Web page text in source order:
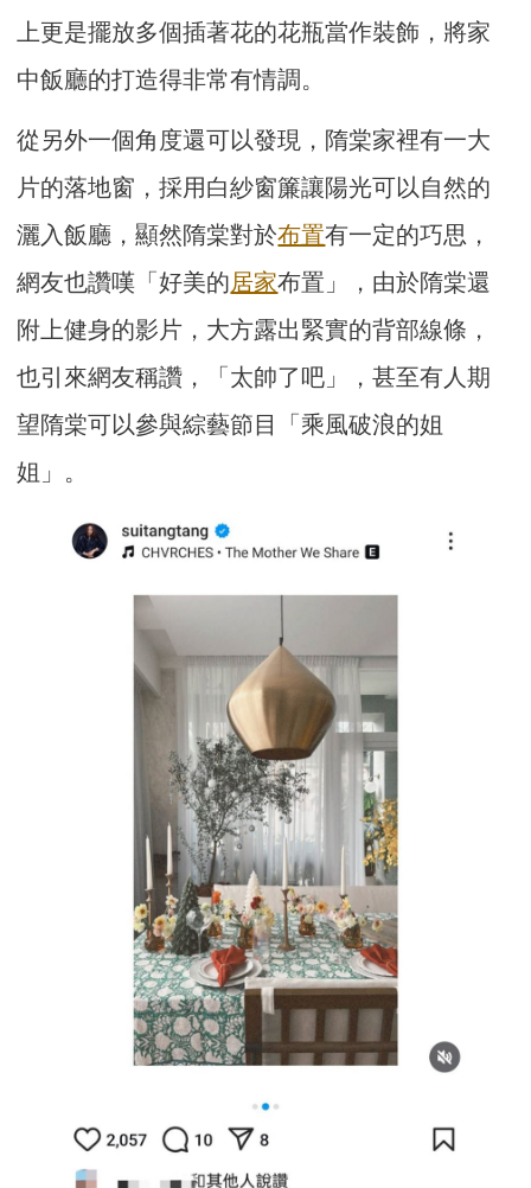
上更是擺放多個插著花的花瓶當作裝飾，將家
中飯廳的打造得非常有情調。
從另外一個角度還可以發現，隋棠家裡有一大
片的落地窗，採用白紗窗簾讓陽光可以自然的
灑入飯廳，顯然隋棠對於布置有一定的巧思，
網友也讚嘆「好美的居家布置」，由於隋棠還
附上健身的影片，大方露出緊實的背部線條，
也引來網友稱讚，「太帥了吧」，甚至有人期
望隋棠可以參與綜藝節目「乘風破浪的姐
姐」。